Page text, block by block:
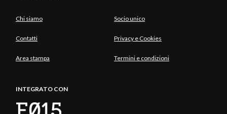
Chi siamo Socio unico
Contatti Privacy e Cookies
Area stampa Termini e condizioni
INTEGRATO CON